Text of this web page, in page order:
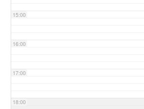
15:00
16:00
17:00
18:00